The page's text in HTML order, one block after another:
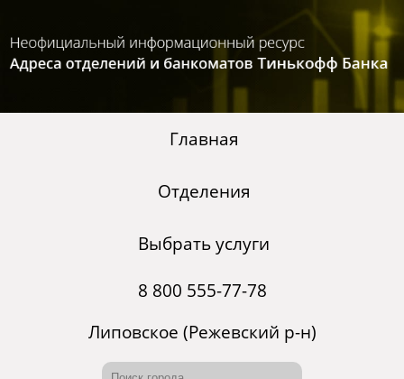
Главная
Отделения
Выбрать услуги
8 800 555-77-78
Липовское (Режевский р-н)